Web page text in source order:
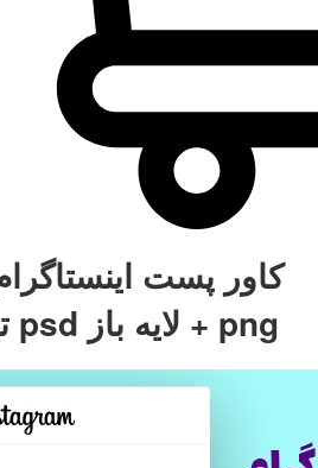
کاور پست
تبلیغ یک محصول psd لایه باز + png